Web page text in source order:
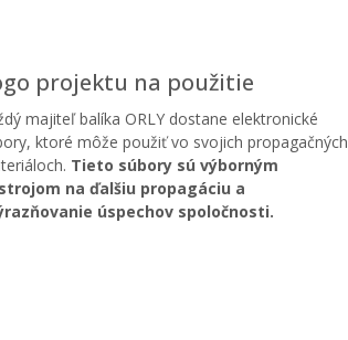
projektu na použitie
majiteľ balíka ORLY dostane elektronické
ktoré môže použiť vo svojich propagačných
Tieto súbory sú výborným
na ďalšiu propagáciu a
úspechov spoločnosti.